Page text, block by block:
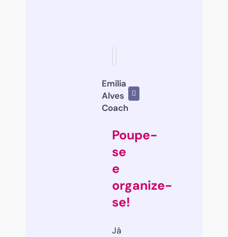
Emília
Alves
Coach
Poupe-
se
e
organize-
se!
Já
NÃO OBRIGADO